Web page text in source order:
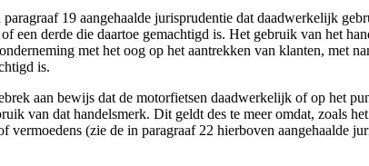
19 aangehaalde jurisprudentie dat daadwerkelijk
een derde die daartoe gemachtigd is. Het gebruik van het
met het oog op het aantrekken van klanten, met
is.
aan bewijs dat de motorfietsen daadwerkelijk of op het
van dat handelsmerk. Dit geldt des te meer omdat, zoals
(zie de in paragraaf 22 hierboven aangehaalde